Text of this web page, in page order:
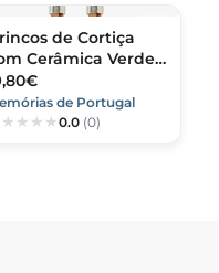
de Cortiça
Cerâmica Verde
de Portugal
0.0(0)